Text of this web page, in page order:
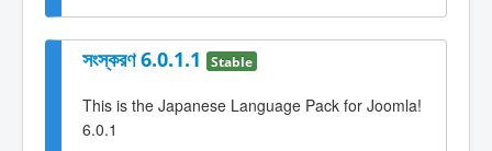
সংস্করণ 6.0.1.1 Stable
This is the Japanese Language Pack for Joomla!
6.0.1